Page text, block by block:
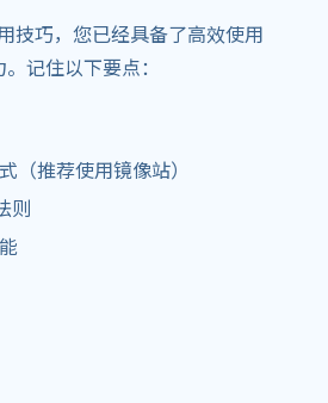
技巧，您已经具备了高效使用
记住以下要点：
（推荐使用镜像站）
则